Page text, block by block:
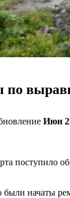
Июн
поступило
были начаты